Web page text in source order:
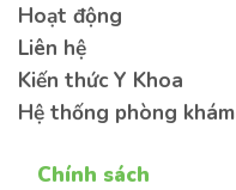
Hoạt động
Liên hệ
Kiến thức Y Khoa
Hệ thống phòng khám
Chính sách